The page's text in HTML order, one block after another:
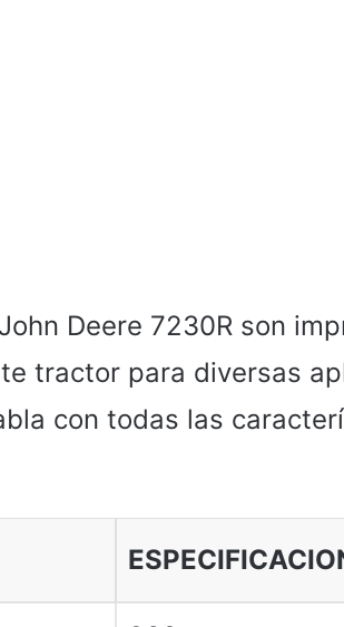
Deere 7230R son
tractor para diversas
con todas las